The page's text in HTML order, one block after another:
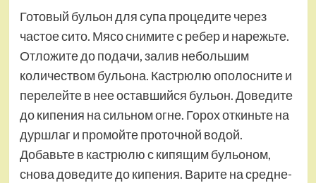
Готовый бульон для супа процедите через
частое сито. Мясо снимите с ребер и нарежьте.
Отложите до подачи, залив небольшим
количеством бульона. Кастрюлю ополосните и
перелейте в нее оставшийся бульон. Доведите
до кипения на сильном огне. Горох откиньте на
дуршлаг и промойте проточной водой.
Добавьте в кастрюлю с кипящим бульоном,
снова доведите до кипения. Варите на средне-